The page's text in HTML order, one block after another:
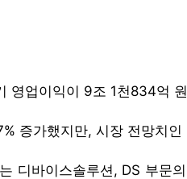
영업이익이 9조 1천834억
증가했지만, 시장 전망치
디바이스솔루션, DS 부문